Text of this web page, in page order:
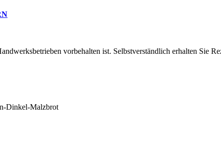
vorbehalten ist. Selbstverständlich erhalten Sie
Dinkel-Malzbrot